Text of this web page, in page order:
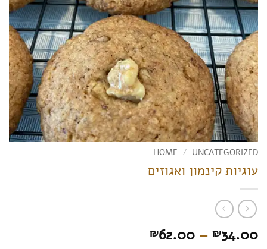
HOME / UNCATEGORIZED
עוגיות קינמון ואגוזים
₪34.00
–
₪62.00
Price